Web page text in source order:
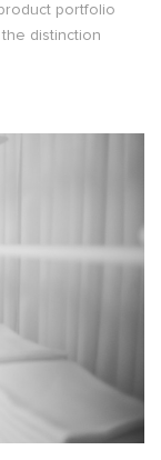
portfolio
distinction